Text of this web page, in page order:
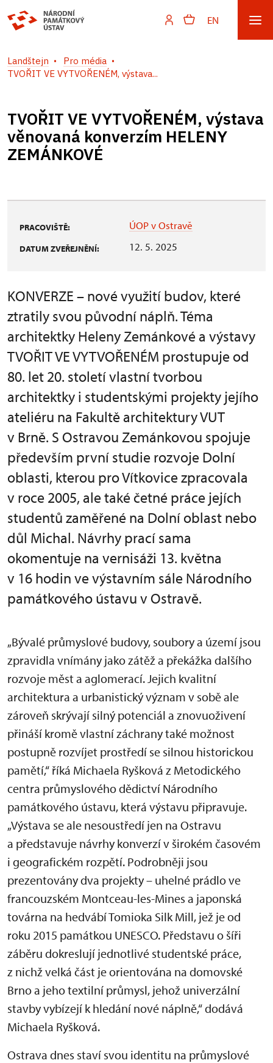
EN
Landštejn
Pro média
TVOŘIT VE VYTVOŘENÉM, výstava...
TVOŘIT VE VYTVOŘENÉM, výstava
věnovaná konverzím HELENY
ZEMÁNKOVÉ
PRACOVIŠTĚ: ÚOP v Ostravě
DATUM ZVEŘEJNĚNÍ: 12. 5. 2025
KONVERZE – nové využití budov, které
ztratily svou původní náplň. Téma
architektky Heleny Zemánkové a výstavy
TVOŘIT VE VYTVOŘENÉM prostupuje od
80. let 20. století vlastní tvorbou
architektky i studentskými projekty jejího
ateliéru na Fakultě architektury VUT
v Brně. S Ostravou Zemánkovou spojuje
především první studie rozvoje Dolní
oblasti, kterou pro Vítkovice zpracovala
v roce 2005, ale také četné práce jejích
studentů zaměřené na Dolní oblast nebo
důl Michal. Návrhy prací sama
okomentuje na vernisáži 13. května
v 16 hodin ve výstavním sále Národního
památkového ústavu v Ostravě.
„Bývalé průmyslové budovy, soubory a území jsou
zpravidla vnímány jako zátěž a překážka dalšího
rozvoje měst a aglomerací. Jejich kvalitní
architektura a urbanistický význam v sobě ale
zároveň skrývají silný potenciál a znovuoživení
přináší kromě vlastní záchrany také možnost
postupně rozvíjet prostředí se silnou historickou
pamětí,“ říká Michaela Ryšková z Metodického
centra průmyslového dědictví Národního
památkového ústavu, která výstavu připravuje.
„Výstava se ale nesoustředí jen na Ostravu
a představuje návrhy konverzí v širokém časovém
i geografickém rozpětí. Podrobněji jsou
prezentovány dva projekty – uhelné prádlo ve
francouzském Montceau-les-Mines a japonská
továrna na hedvábí Tomioka Silk Mill, jež je od
roku 2015 památkou UNESCO. Představu o šíři
záběru dokreslují jednotlivé studentské práce,
z nichž velká část je orientována na domovské
Brno a jeho textilní průmysl, jehož univerzální
stavby vybízejí k hledání nové náplně,“ dodává
Michaela Ryšková.
Ostrava dnes staví svou identitu na průmyslové